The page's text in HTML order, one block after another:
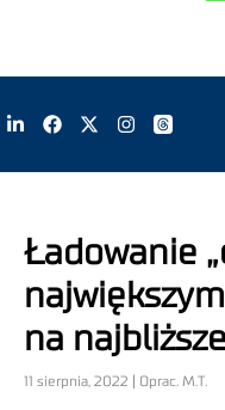
Ładowanie
na
11 sierpnia, 2022 | Oprac. M.T.